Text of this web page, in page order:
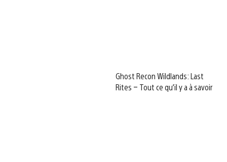
Ghost Recon Wildlands: Last
Rites – Tout ce qu’il y a à savoir